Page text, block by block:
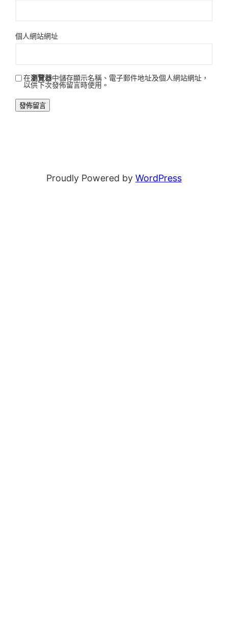
個人網站網址
在瀏覽器中儲存顯示名稱、電子郵件地址及個人網站網址，
以供下次發佈留言時使用。
Proudly Powered by WordPress